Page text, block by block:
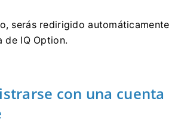
serás redirigido automáticamente
de IQ Option.
con una cuenta